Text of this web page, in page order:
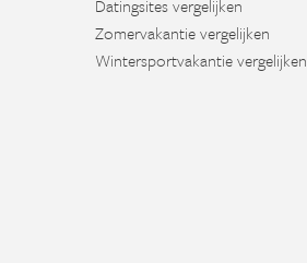
Datingsites vergelijken
Zomervakantie vergelijken
Wintersportvakantie vergelijken